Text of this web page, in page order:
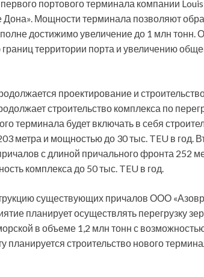
первого портового терминала компании
Дона». Мощности терминала позволяют
достижимо увеличение до 1 млн тонн.
территории порта и увеличению
проектирование и
строительство комплекса по
терминала будет включать в себя
метра и мощностью до 30 тыс. TEU в год.
с длиной причального фронта 252
комплекса до 50 тыс. TEU в год.
существующих причалов ООО
планирует осуществлять перегрузку
в объеме 1,2 млн тонн с
планируется строительство нового